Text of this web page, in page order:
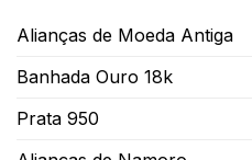
Alianças de Moeda Antiga
Banhada Ouro 18k
Prata 950